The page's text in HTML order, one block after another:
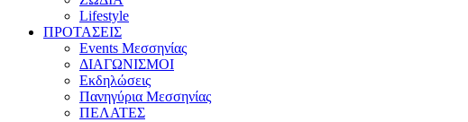
Lifestyle
ΠΡΟΤΑΣΕΙΣ
Events Μεσσηνίας
ΔΙΑΓΩΝΙΣΜΟΙ
Εκδηλώσεις
Πανηγύρια Μεσσηνίας
ΠΕΛΑΤΕΣ